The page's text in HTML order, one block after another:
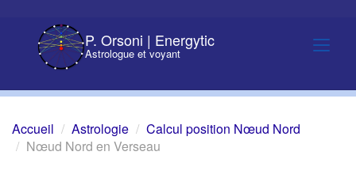
P. Orsoni | Energytic
Astrologue et voyant
Accueil Astrologie
Calcul position Nœud Nord
Nœud Nord en Verseau